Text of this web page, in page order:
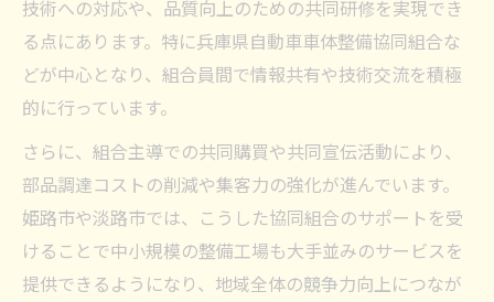
技術への対応や、品質向上のための共同研修を実現でき
る点にあります。特に兵庫県自動車車体整備協同組合な
どが中心となり、組合員間で情報共有や技術交流を積極
的に行っています。
さらに、組合主導での共同購買や共同宣伝活動により、
部品調達コストの削減や集客力の強化が進んでいます。
姫路市や淡路市では、こうした協同組合のサポートを受
けることで中小規模の整備工場も大手並みのサービスを
提供できるようになり、地域全体の競争力向上につなが